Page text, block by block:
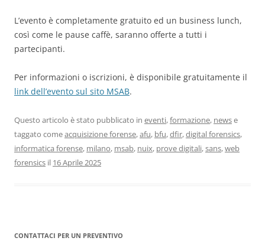
L’evento è completamente gratuito ed un business lunch,
così come le pause caffè, saranno offerte a tutti i
partecipanti.
Per informazioni o iscrizioni, è disponibile gratuitamente il
link dell’evento sul sito MSAB.
Questo articolo è stato pubblicato in eventi,formazione, newse
taggato comeacquisizione forense,afu, bfu,dfir,digital forensics,
informatica forense, milano, msab, nuix, prove digitali,sans,web
forensics il 16 Aprile 2025
CONTATTACI PER UN PREVENTIVO